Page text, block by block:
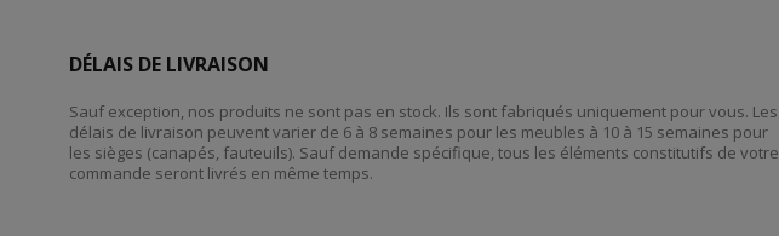
DÉLAIS DE LIVRAISON
Sauf exception, nos produits ne sont pas en stock. Ils sont fabriqués uniquement pour vous. Les
délais de livraison peuvent varier de 6 à 8 semaines pour les meubles à 10 à 15 semaines pour
les sièges (canapés, fauteuils). Sauf demande spécifique, tous les éléments constitutifs de votre
commande seront livrés en même temps.